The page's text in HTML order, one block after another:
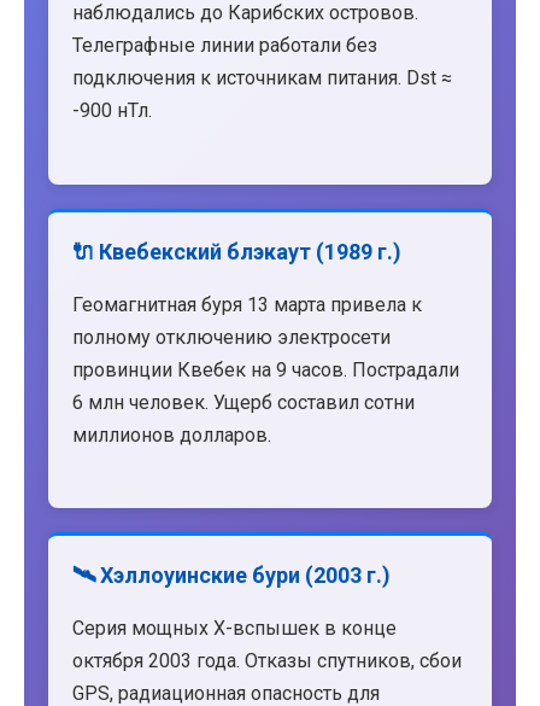
наблюдались до Карибских островов.
Телеграфные линии работали без
подключения к источникам питания. Dst ≈
-900 нТл.
🔌 Квебекский блэкаут (1989 г.)
Геомагнитная буря 13 марта привела к
полному отключению электросети
провинции Квебек на 9 часов. Пострадали
6 млн человек. Ущерб составил сотни
миллионов долларов.
🛰️ Хэллоуинские бури (2003 г.)
Серия мощных X-вспышек в конце
октября 2003 года. Отказы спутников, сбои
GPS, радиационная опасность для